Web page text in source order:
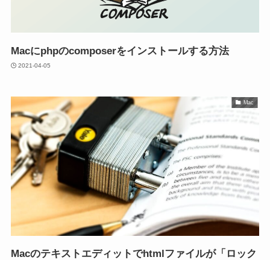
Macにphpのcomposerをインストールする方法
2021-04-05
Mac
Macのテキストエディットでhtmlファイルが「ロック